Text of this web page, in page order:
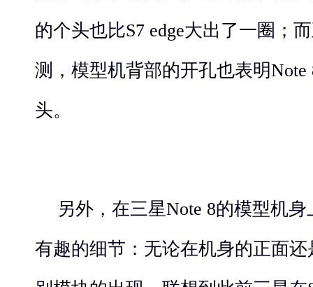
的个头也比S7 edge大出了一圈；
测，模型机背部的开孔也表明
头。
另外，在三星Note 8的模型机
有趣的细节：无论在机身的正面